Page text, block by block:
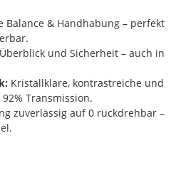
Balance & Handhabung – perfekt
und Sicherheit – auch in
Kristallklare, kontrastreiche und
Transmission.
zuverlässig auf 0 rückdrehbar –